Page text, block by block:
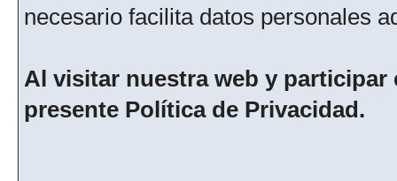
necesario facilita datos personales
Al visitar nuestra web y
presente Política de Privacidad.